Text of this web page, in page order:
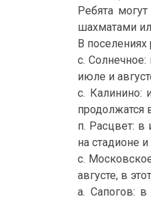
Ребята
шахматами
В
с.
июле и
с. Калинино:
продолжатся
п. Расцвет:
на стадионе
с.
августе, в
а. Сапогов: